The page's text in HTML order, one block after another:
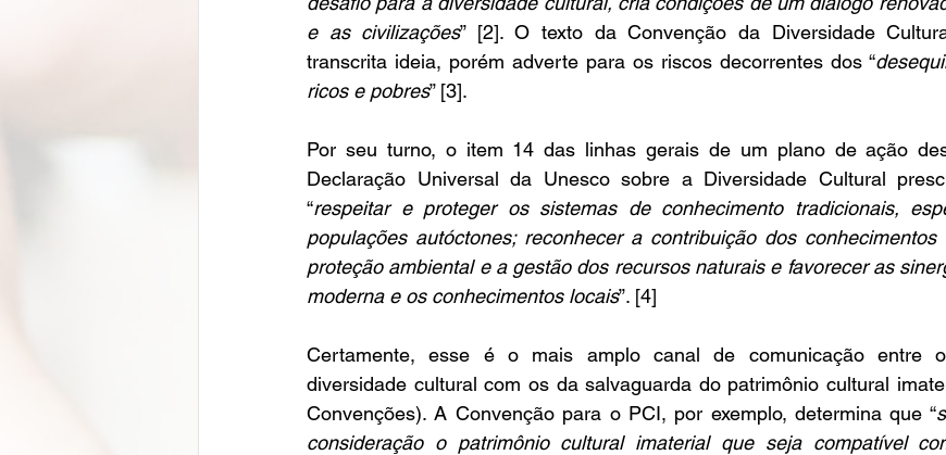
e as civilizações” [2]. O texto da Convenção da Diversidade
transcrita ideia, porém adverte para os riscos decorrentes dos “
ricos e pobres” [3].
Por seu turno, o item 14 das linhas gerais de um plano de ação
Declaração Universal da Unesco sobre a Diversidade Cultural
“respeitar e proteger os sistemas de conhecimento tradicionais,
populações autóctones; reconhecer a contribuição dos
proteção ambiental e a gestão dos recursos naturais e favorecer as
moderna e os conhecimentos locais”. [4]
Certamente, esse é o mais amplo canal de comunicação entre
diversidade cultural com os da salvaguarda do patrimônio cultural
Convenções). A Convenção para o PCI, por exemplo, determina que “
consideração o patrimônio cultural imaterial que seja compatível